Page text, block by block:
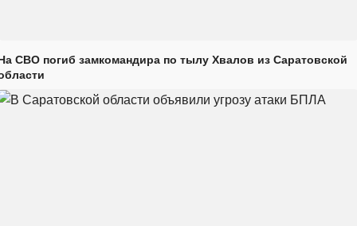
СВО погиб замкомандира по тылу Хвалов из Саратовской